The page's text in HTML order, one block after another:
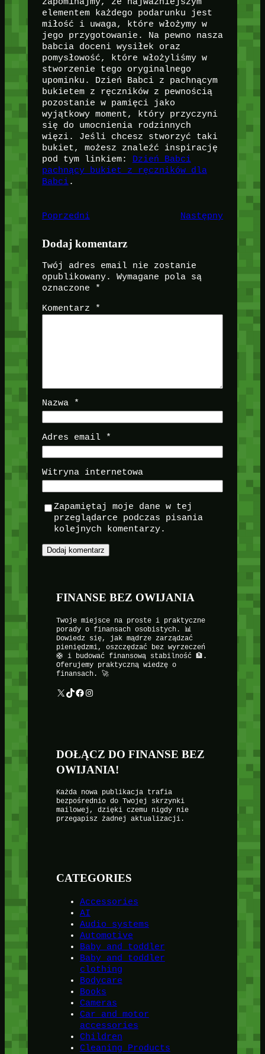
zapominajmy, że najważniejszym
elementem każdego podarunku jest
miłość i uwaga, które włożymy w
jego przygotowanie. Na pewno nasza
babcia doceni wysiłek oraz
pomysłowość, które włożyliśmy w
stworzenie tego oryginalnego
upominku. Dzień Babci z pachnącym
bukietem z ręczników z pewnością
pozostanie w pamięci jako
wyjątkowy moment, który przyczyni
się do umocnienia rodzinnych
więzi. Jeśli chcesz stworzyć taki
bukiet, możesz znaleźć inspirację
pod tym linkiem: Dzień Babci
pachnący bukiet z ręczników dla
Babci.
Poprzedni Następny
Dodaj komentarz
Twój adres email nie zostanie
opublikowany.
Wymagane pola są
oznaczone
*
Komentarz *
Nazwa *
Adres email *
Witryna internetowa
Zapamiętaj moje dane w tej
przeglądarce podczas pisania
kolejnych komentarzy.
FINANSE BEZ OWIJANIA
Twoje miejsce na proste i praktyczne
porady o finansach osobistych. 📊
Dowiedz się, jak mądrze zarządzać
pieniędzmi, oszczędzać bez wyrzeczeń
🛟 i budować finansową stabilność 🏦.
Oferujemy praktyczną wiedzę o
finansach. 🚀
X TikTok Facebook Instagram
DOŁĄCZ DO FINANSE BEZ
OWIJANIA!
Każda nowa publikacja trafia
bezpośrednio do Twojej skrzynki
mailowej, dzięki czemu nigdy nie
przegapisz żadnej aktualizacji.
CATEGORIES
Accessories
AI
Audio systems
Automotive
Baby and toddler
Baby and toddler
clothing
Bodycare
Books
Cameras
Car and motor
accessories
Children
Cleaning Products